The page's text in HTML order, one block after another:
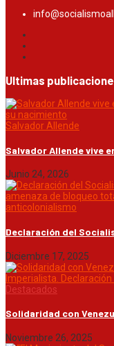
Ultimas
Salvador Allende
Salvador Allende vive
Junio 24, 2026
anticolonialismo
Declaración del
Diciembre 17, 2025
Destacados
Solidaridad con
Noviembre 26, 2025